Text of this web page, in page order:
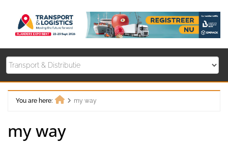
You are here:
my way
my way